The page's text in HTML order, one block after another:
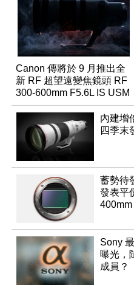
Canon 傳將於 9 月推出全
新 RF 超望遠變焦鏡頭 RF
300-600mm F5.6L IS USM
內建增
四季末
蓄勢待
發表平
Sony
曝光，
成員？